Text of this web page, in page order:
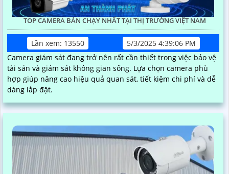
TOP CAMERA BÁN CHẠY NHẤT TẠI THỊ TRƯỜNG VIỆT NAM
Lần xem: 13550
5/3/2025 4:39:06 PM
Camera giám sát đang trở nên rất cần thiết trong việc bảo vệ
tài sản và giám sát không gian sống. Lựa chọn camera phù
hợp giúp nâng cao hiệu quả quan sát, tiết kiệm chi phí và dễ
dàng lắp đặt.